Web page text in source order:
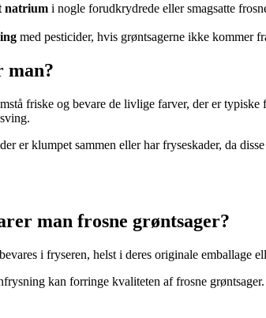
natrium i nogle forudkrydrede eller smagsatte
med pesticider, hvis grøntsagerne ikke kommer
man?
friske og bevare de livlige farver, der er typiske
er klumpet sammen eller har fryseskader, da
man frosne grøntsager?
i fryseren, helst i deres originale emballage
kan forringe kvaliteten af frosne grøntsager.